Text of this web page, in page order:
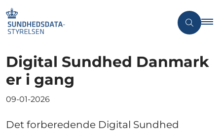
Digital Sundhed Danmark
er i gang
09-01-2026
Det forberedende Digital Sundhed